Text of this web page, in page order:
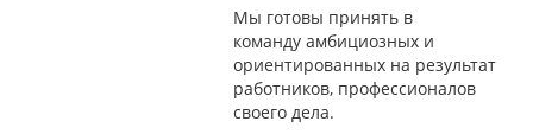
Мы готовы принять в
команду амбициозных и
ориентированных на результат
работников, профессионалов
своего дела.